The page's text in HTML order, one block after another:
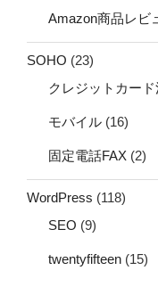
Amazon商品レビ
SOHO (23)
クレジットカード
モバイル (16)
固定電話FAX (2)
WordPress (118)
SEO (9)
twentyfifteen (15)